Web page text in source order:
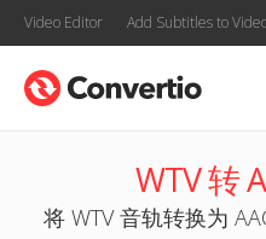
Video Editor Add Subtitles to
WTV 转
将 WTV 音轨转换为